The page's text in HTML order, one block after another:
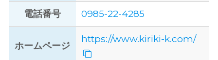
電話番号 0985-22-4285
ホームページ
https://www.kiriki-k.com/